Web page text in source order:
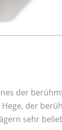
der
der
sehr